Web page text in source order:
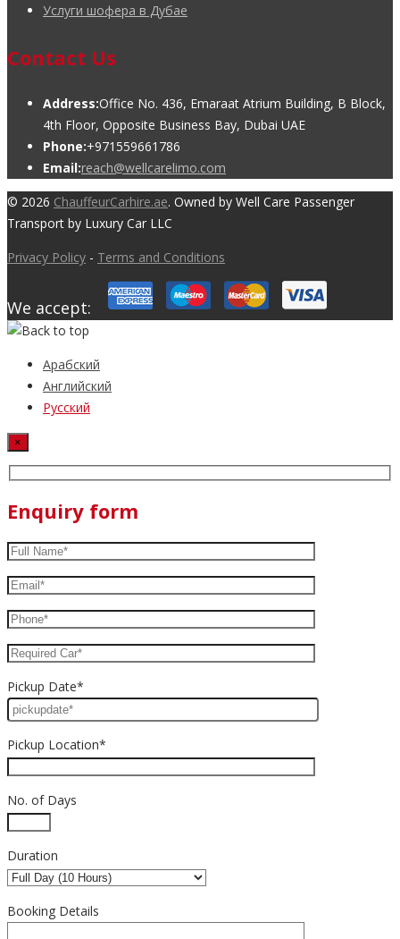
Услуги шофера в Дубае
Contact Us
Address:Office No. 436, Emaraat Atrium Building, B Block,
4th Floor, Opposite Business Bay, Dubai UAE
Phone:+971559661786
Email:reach@wellcarelimo.com
© 2026 ChauffeurCarhire.ae. Owned by Well Care Passenger
Transport by Luxury Car LLC
Privacy Policy - Terms and Conditions
We accept:
Арабский
Английский
Русский
×
Enquiry form
Pickup Date*
Pickup Location*
No. of Days
Duration
Booking Details